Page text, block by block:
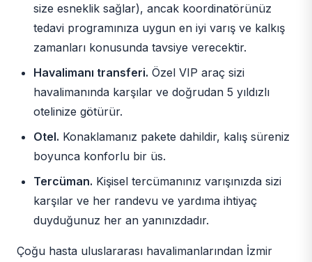
size esneklik sağlar), ancak koordinatörünüz
tedavi programınıza uygun en iyi varış ve kalkış
zamanları konusunda tavsiye verecektir.
Havalimanı transferi. Özel VIP araç sizi
havalimanında karşılar ve doğrudan 5 yıldızlı
otelinize götürür.
Otel. Konaklamanız pakete dahildir, kalış süreniz
boyunca konforlu bir üs.
Tercüman. Kişisel tercümanınız varışınızda sizi
karşılar ve her randevu ve yardıma ihtiyaç
duyduğunuz her an yanınızdadır.
Çoğu hasta uluslararası havalimanlarından İzmir